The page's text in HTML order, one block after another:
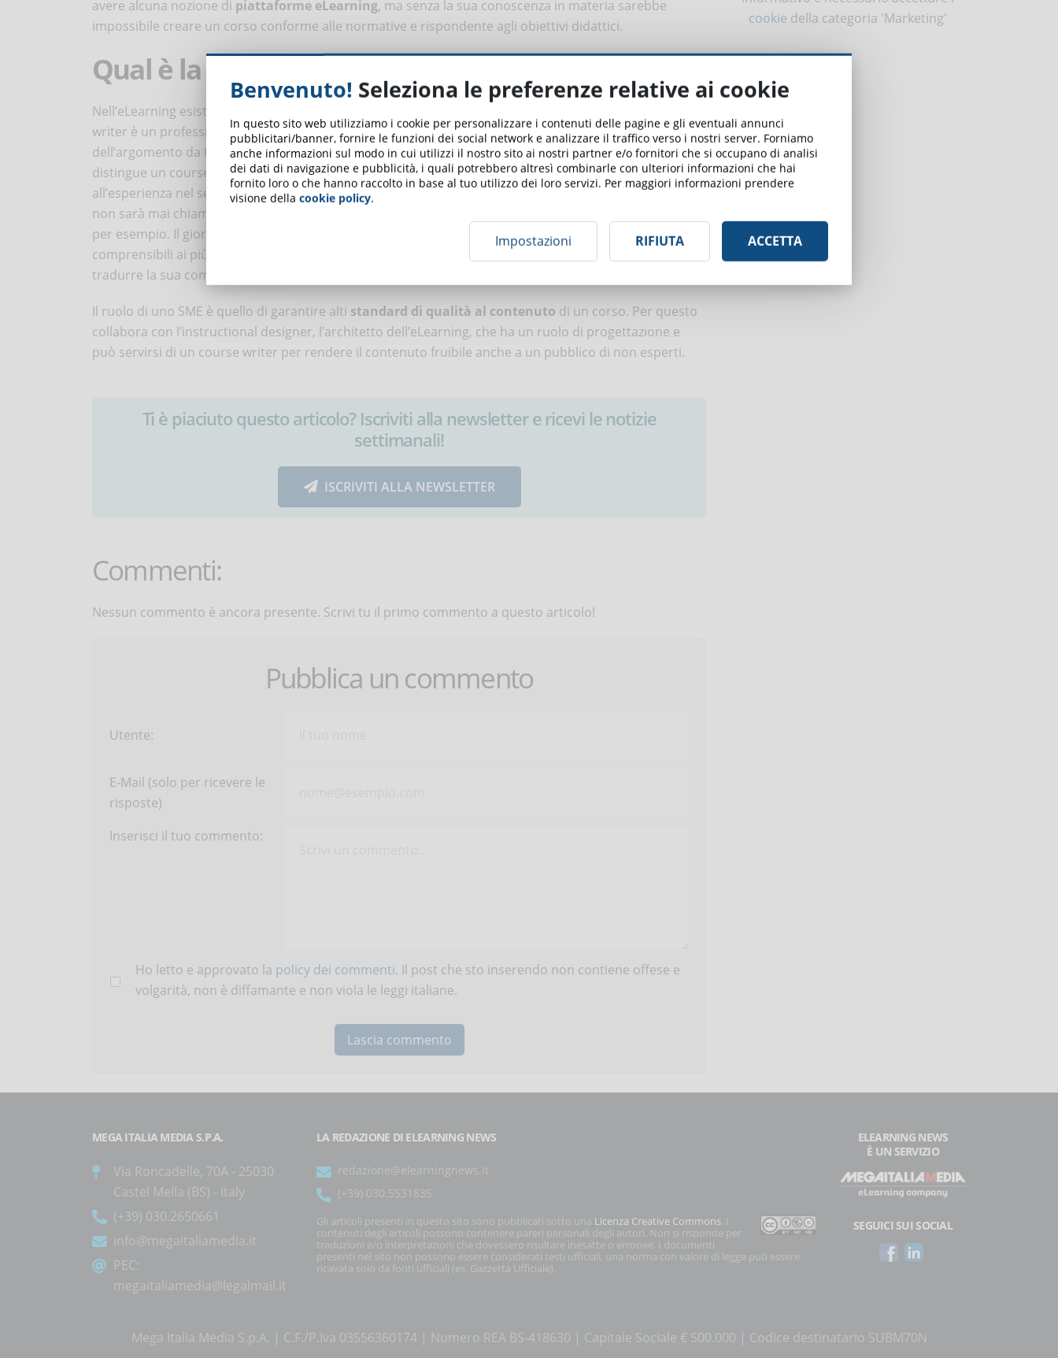
avere alcuna nozione di piattaforme eLearning, ma senza la sua conoscenza in materia sarebbe
impossibile creare un corso conforme alle normative e rispondente agli obiettivi didattici.
Qual è la differenza tra lo SME e il course writer?
Nell’eLearning esistono atre figure che si occupano della creazione di contenuti. In particolare, il course
writer è un professionista che offre servizi di scrittura. Anche il course writer ha una conoscenza
dell’argomento da trattare nei corsi oppure è in grado di fare delle ricerche in quell’ambito. Cosa
distingue un course writer da uno SME? La differenza è proprio nella conoscenza da esperto insieme
all’esperienza nel settore che rendono lo SME una figura essenziale. Un giornalista esperto di ambiente,
non sarà mai chiamato a presidiare una commissione sul cambiamento climatico, come un geologo,
per esempio. Il giornalista, invece, è la figura chiave per divulgare gli esiti della commissione e renderli
comprensibili ai più. Il
, per quanto sia specializzato, non può sostituire lo SME, ma può
tradurre la sua competenza in un linguaggio comprensibile ai beneficiari di un corso.
Il ruolo di uno SME è quello di garantire alti standard di qualità al contenuto di un corso. Per questo
collabora con l’instructional designer, l’architetto dell’eLearning, che ha un ruolo di progettazione e
può servirsi di un course writer per rendere il contenuto fruibile anche a un pubblico di non esperti.
Ti è piaciuto questo articolo? Iscriviti alla newsletter e ricevi le notizie
settimanali!
ISCRIVITI ALLA NEWSLETTER
Commenti:
Nessun commento è ancora presente. Scrivi tu il primo commento a questo articolo!
Pubblica un commento
Utente:
E-Mail (solo per ricevere le
risposte)
Inserisci il tuo commento:
Ho letto e approvato la policy dei commenti. Il post che sto inserendo non contiene offese e
volgarità, non è diffamante e non viola le leggi italiane.
cookie della categoria 'Marketing'
MEGA ITALIA MEDIA S.P.A.
Via Roncadelle, 70A - 25030
Castel Mella (BS) - Italy
(+39) 030.2650661
info@megaitaliamedia.it
PEC:
megaitaliamedia@legalmail.it
LA REDAZIONE DI ELEARNING NEWS
redazione@elearningnews.it
(+39) 030.5531835
Gli articoli presenti in questo sito sono pubblicati sotto una Licenza Creative Commons
contenuti degli articoli possono contenere pareri personali degli autori. Non si risponde per
traduzioni e/o interpretazioni che dovessero risultare inesatte o erronee. I documenti
presenti nel sito non possono essere considerati testi ufficiali, una norma con valore di legge può essere
ricavata solo da fonti ufficiali (es. Gazzetta Ufficiale).
ELEARNING NEWS
È UN SERVIZIO
SEGUICI SUI SOCIAL
Mega Italia Media S.p.A. | C.F./P.Iva 03556360174 | Numero REA BS-418630 | Capitale Sociale € 500.000 | Codice destinatario SUBM70N
Benvenuto! Seleziona le preferenze relative ai cookie
In questo sito web utilizziamo i cookie per personalizzare i contenuti delle pagine e gli eventuali annunci
pubblicitari/banner, fornire le funzioni dei social network e analizzare il traffico verso i nostri server. Forniamo
anche informazioni sul modo in cui utilizzi il nostro sito ai nostri partner e/o fornitori che si occupano di analisi
dei dati di navigazione e pubblicità, i quali potrebbero altresì combinarle con ulteriori informazioni che hai
fornito loro o che hanno raccolto in base al tuo utilizzo dei loro servizi. Per maggiori informazioni prendere
visione della cookie policy.
Impostazioni RIFIUTA ACCETTA